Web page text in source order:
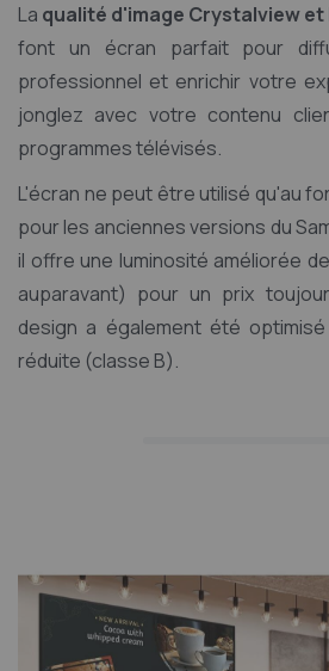
La qualité d'image Crystalview et
font un écran parfait pour
professionnel et enrichir votre
jonglez avec votre contenu
programmes télévisés.
L'écran ne peut être utilisé qu'au
pour les anciennes versions du
il offre une luminosité améliorée
auparavant) pour un prix
design a également été
réduite (classe B).